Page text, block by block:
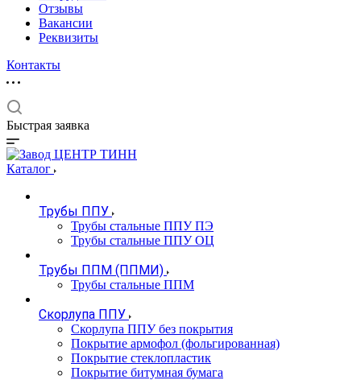
Отзывы
Вакансии
Реквизиты
Контакты
Быстрая заявка
Каталог
Трубы ППУ
Трубы стальные ППУ ПЭ
Трубы стальные ППУ ОЦ
Трубы ППМ (ППМИ)
Трубы стальные ППМ
Скорлупа ППУ
Скорлупа ППУ без покрытия
Покрытие армофол (фольгированная)
Покрытие стеклопластик
Покрытие битумная бумага